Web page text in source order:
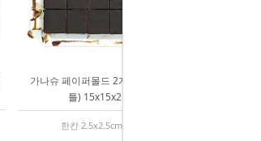
가나슈 페이퍼몰드 2개입 (B형 가나슈
틀) 15x15x2
한칸 2.5x2.5cm 코팅종이